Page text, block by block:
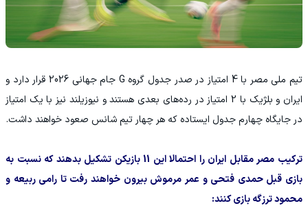
تیم ملی مصر با 4 امتیاز در صدر جدول گروه G جام جهانی 2026 قرار دارد و
ایران و بلژیک با 2 امتیاز در رده‌های بعدی هستند و نیوزیلند نیز با یک امتیاز
در جایگاه چهارم جدول ایستاده که هر چهار تیم شانس صعود خواهند داشت.
ترکیب مصر مقابل ایران را احتمالا این 11 بازیکن تشکیل بدهند که نسبت به
بازی قبل حمدی فتحی و عمر مرموش بیرون خواهند رفت تا رامی ربیعه و
محمود ترزگه بازی کنند: